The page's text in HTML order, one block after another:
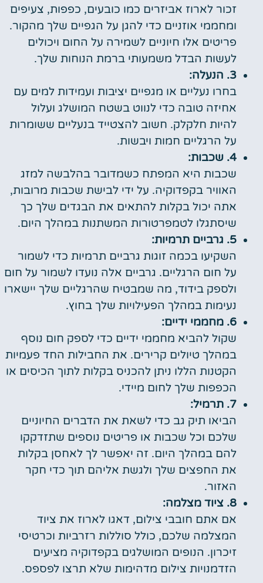
זכור לארוז אביזרים כמו כובעים, כפפות, צעיפים
ומחממי אוזניים כדי להגן על הגפיים שלך מהקור.
פריטים אלו חיוניים לשמירה על החום ויכולים
לעשות הבדל משמעותי ברמת הנוחות שלך.
3. הנעלה:
בחרו נעליים או מגפיים יציבות ועמידות למים עם
אחיזה טובה כדי לנווט בשטח המושלג ועלול
להיות חלקלק. חשוב להצטייד בנעליים ששומרות
על הרגליים חמות ויבשות.
4. שכבות:
שכבות היא המפתח כשמדובר בהלבשה למזג
האוויר בקפדוקיה. על ידי לבישת שכבות מרובות,
אתה יכול בקלות להתאים את הבגדים שלך כך
שיסתגלו לטמפרטורות המשתנות במהלך היום.
5. גרביים תרמיות:
השקיעו בכמה זוגות גרביים תרמיות כדי לשמור
על חום הרגליים. גרביים אלה נועדו לשמור על חום
ולספק בידוד, מה שמבטיח שהרגליים שלך יישארו
נעימות במהלך הפעילויות שלך בחוץ.
6. מחממי ידיים:
שקול להביא מחממי ידיים כדי לספק חום נוסף
במהלך טיולים קרירים. את החבילות החד פעמיות
הקטנות הללו ניתן להכניס בקלות לתוך הכיסים או
הכפפות שלך לחום מיידי.
7. תרמיל:
הביאו תיק גב כדי לשאת את הדברים החיוניים
שלכם וכל שכבות או פריטים נוספים שתזדקקו
להם במהלך היום. זה יאפשר לך לאחסן בקלות
את החפצים שלך ולגשת אליהם תוך כדי חקר
האזור.
8. ציוד מצלמה:
אם אתם חובבי צילום, דאגו לארוז את ציוד
המצלמה שלכם, כולל סוללות רזרביות וכרטיסי
זיכרון. הנופים המושלגים בקפדוקיה מציעים
הזדמנויות צילום מדהימות שלא תרצו לפספס.